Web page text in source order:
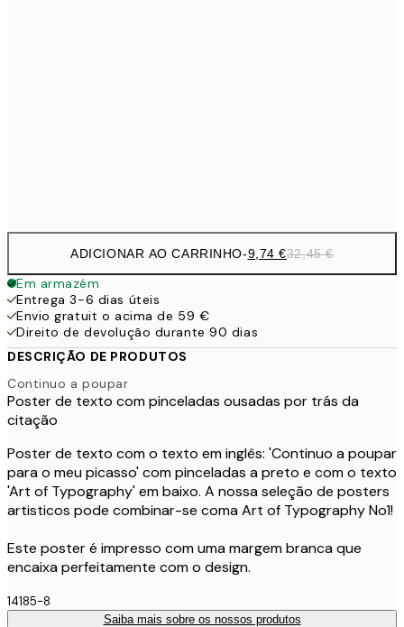
ADICIONAR AO CARRINHO-9,74 €32,45 €
Em armazém
Entrega 3-6 dias úteis
Envio gratuit o acima de 59 €
Direito de devolução durante 90 dias
DESCRIÇÃO DE PRODUTOS
Continuo a poupar
Poster de texto com pinceladas ousadas por trás da
citação
Poster de texto com o texto em inglês: 'Continuo a poupar
para o meu picasso' com pinceladas a preto e com o texto
'Art of Typography' em baixo. A nossa seleção de posters
artisticos pode combinar-se coma Art of Typography No1!
Este poster é impresso com uma margem branca que
encaixa perfeitamente com o design.
14185-8
Saiba mais sobre os nossos produtos